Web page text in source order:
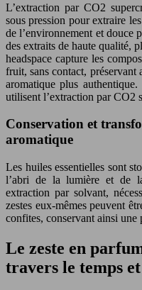
L’extraction par CO2
sous pression pour extraire
de l’environnement et douce
des extraits de haute qualité,
headspace capture les
fruit, sans contact,
aromatique plus
utilisent l’extraction par CO2
Conservation et
aromatique
Les huiles essentielles sont
l’abri de la lumière et de
extraction par solvant,
zestes eux-mêmes peuvent
confites, conservant ainsi une
Le zeste en
travers le temps